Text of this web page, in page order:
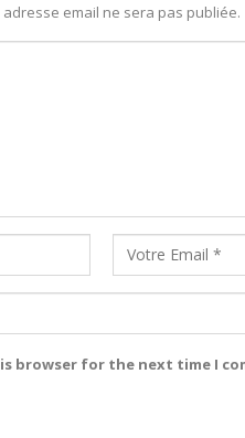
adresse email ne sera pas publiée.
browser for the next time I